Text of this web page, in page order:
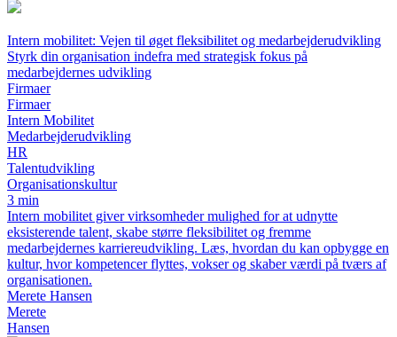
Intern mobilitet: Vejen til øget fleksibilitet og medarbejderudvikling
Styrk din organisation indefra med strategisk fokus på
medarbejdernes udvikling
Firmaer
Firmaer
Intern Mobilitet
Medarbejderudvikling
HR
Talentudvikling
Organisationskultur
3 min
Intern mobilitet giver virksomheder mulighed for at udnytte
eksisterende talent, skabe større fleksibilitet og fremme
medarbejdernes karriereudvikling. Læs, hvordan du kan opbygge en
kultur, hvor kompetencer flyttes, vokser og skaber værdi på tværs af
organisationen.
Merete Hansen
Merete
Hansen